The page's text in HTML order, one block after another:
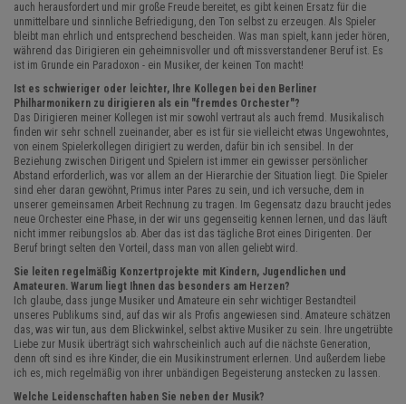
auch herausfordert und mir große Freude bereitet, es gibt keinen Ersatz für die
unmittelbare und sinnliche Befriedigung, den Ton selbst zu erzeugen. Als Spieler
bleibt man ehrlich und entsprechend bescheiden. Was man spielt, kann jeder hören,
während das Dirigieren ein geheimnisvoller und oft missverstandener Beruf ist. Es
ist im Grunde ein Paradoxon - ein Musiker, der keinen Ton macht!
Ist es schwieriger oder leichter, Ihre Kollegen bei den Berliner
Philharmonikern zu dirigieren als ein "fremdes Orchester"?
Das Dirigieren meiner Kollegen ist mir sowohl vertraut als auch fremd. Musikalisch
finden wir sehr schnell zueinander, aber es ist für sie vielleicht etwas Ungewohntes,
von einem Spielerkollegen dirigiert zu werden, dafür bin ich sensibel. In der
Beziehung zwischen Dirigent und Spielern ist immer ein gewisser persönlicher
Abstand erforderlich, was vor allem an der Hierarchie der Situation liegt. Die Spieler
sind eher daran gewöhnt, Primus inter Pares zu sein, und ich versuche, dem in
unserer gemeinsamen Arbeit Rechnung zu tragen. Im Gegensatz dazu braucht jedes
neue Orchester eine Phase, in der wir uns gegenseitig kennen lernen, und das läuft
nicht immer reibungslos ab. Aber das ist das tägliche Brot eines Dirigenten. Der
Beruf bringt selten den Vorteil, dass man von allen geliebt wird.
Sie leiten regelmäßig Konzertprojekte mit Kindern, Jugendlichen und
Amateuren. Warum liegt Ihnen das besonders am Herzen?
Ich glaube, dass junge Musiker und Amateure ein sehr wichtiger Bestandteil
unseres Publikums sind, auf das wir als Profis angewiesen sind. Amateure schätzen
das, was wir tun, aus dem Blickwinkel, selbst aktive Musiker zu sein. Ihre ungetrübte
Liebe zur Musik überträgt sich wahrscheinlich auch auf die nächste Generation,
denn oft sind es ihre Kinder, die ein Musikinstrument erlernen. Und außerdem liebe
ich es, mich regelmäßig von ihrer unbändigen Begeisterung anstecken zu lassen.
Welche Leidenschaften haben Sie neben der Musik?